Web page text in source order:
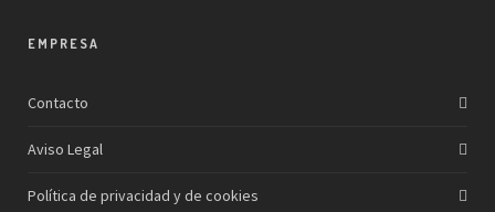
EMPRESA
Contacto
Aviso Legal
Política de privacidad y de cookies